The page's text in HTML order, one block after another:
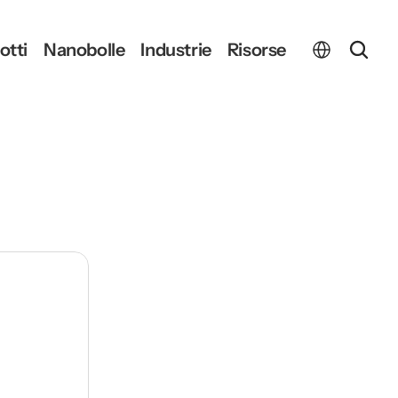
Nanobolle Industrie Risorse